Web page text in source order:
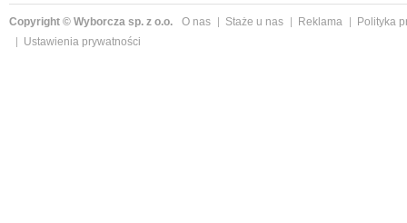
Copyright © Wyborcza sp. z o.o. O nas Staże u nas Reklama
Polityka
Ustawienia prywatności